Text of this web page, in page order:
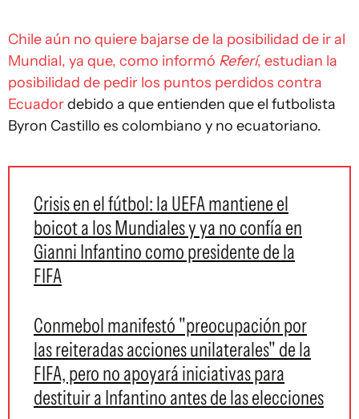
Chile aún no quiere bajarse de la posibilidad de ir al
Mundial, ya que, como informó Referí, estudian la
posibilidad de pedir los puntos perdidos contra
Ecuadordebido a que entienden que el futbolista
Byron Castillo es colombiano y no ecuatoriano.
Crisis en el fútbol: la UEFA mantiene el
boicot a los Mundiales y ya no confía en
Gianni Infantino como presidente de la
FIFA
Conmebol manifestó "preocupación por
las reiteradas acciones unilaterales" de la
FIFA, pero no apoyará iniciativas para
destituir a Infantino antes de las elecciones